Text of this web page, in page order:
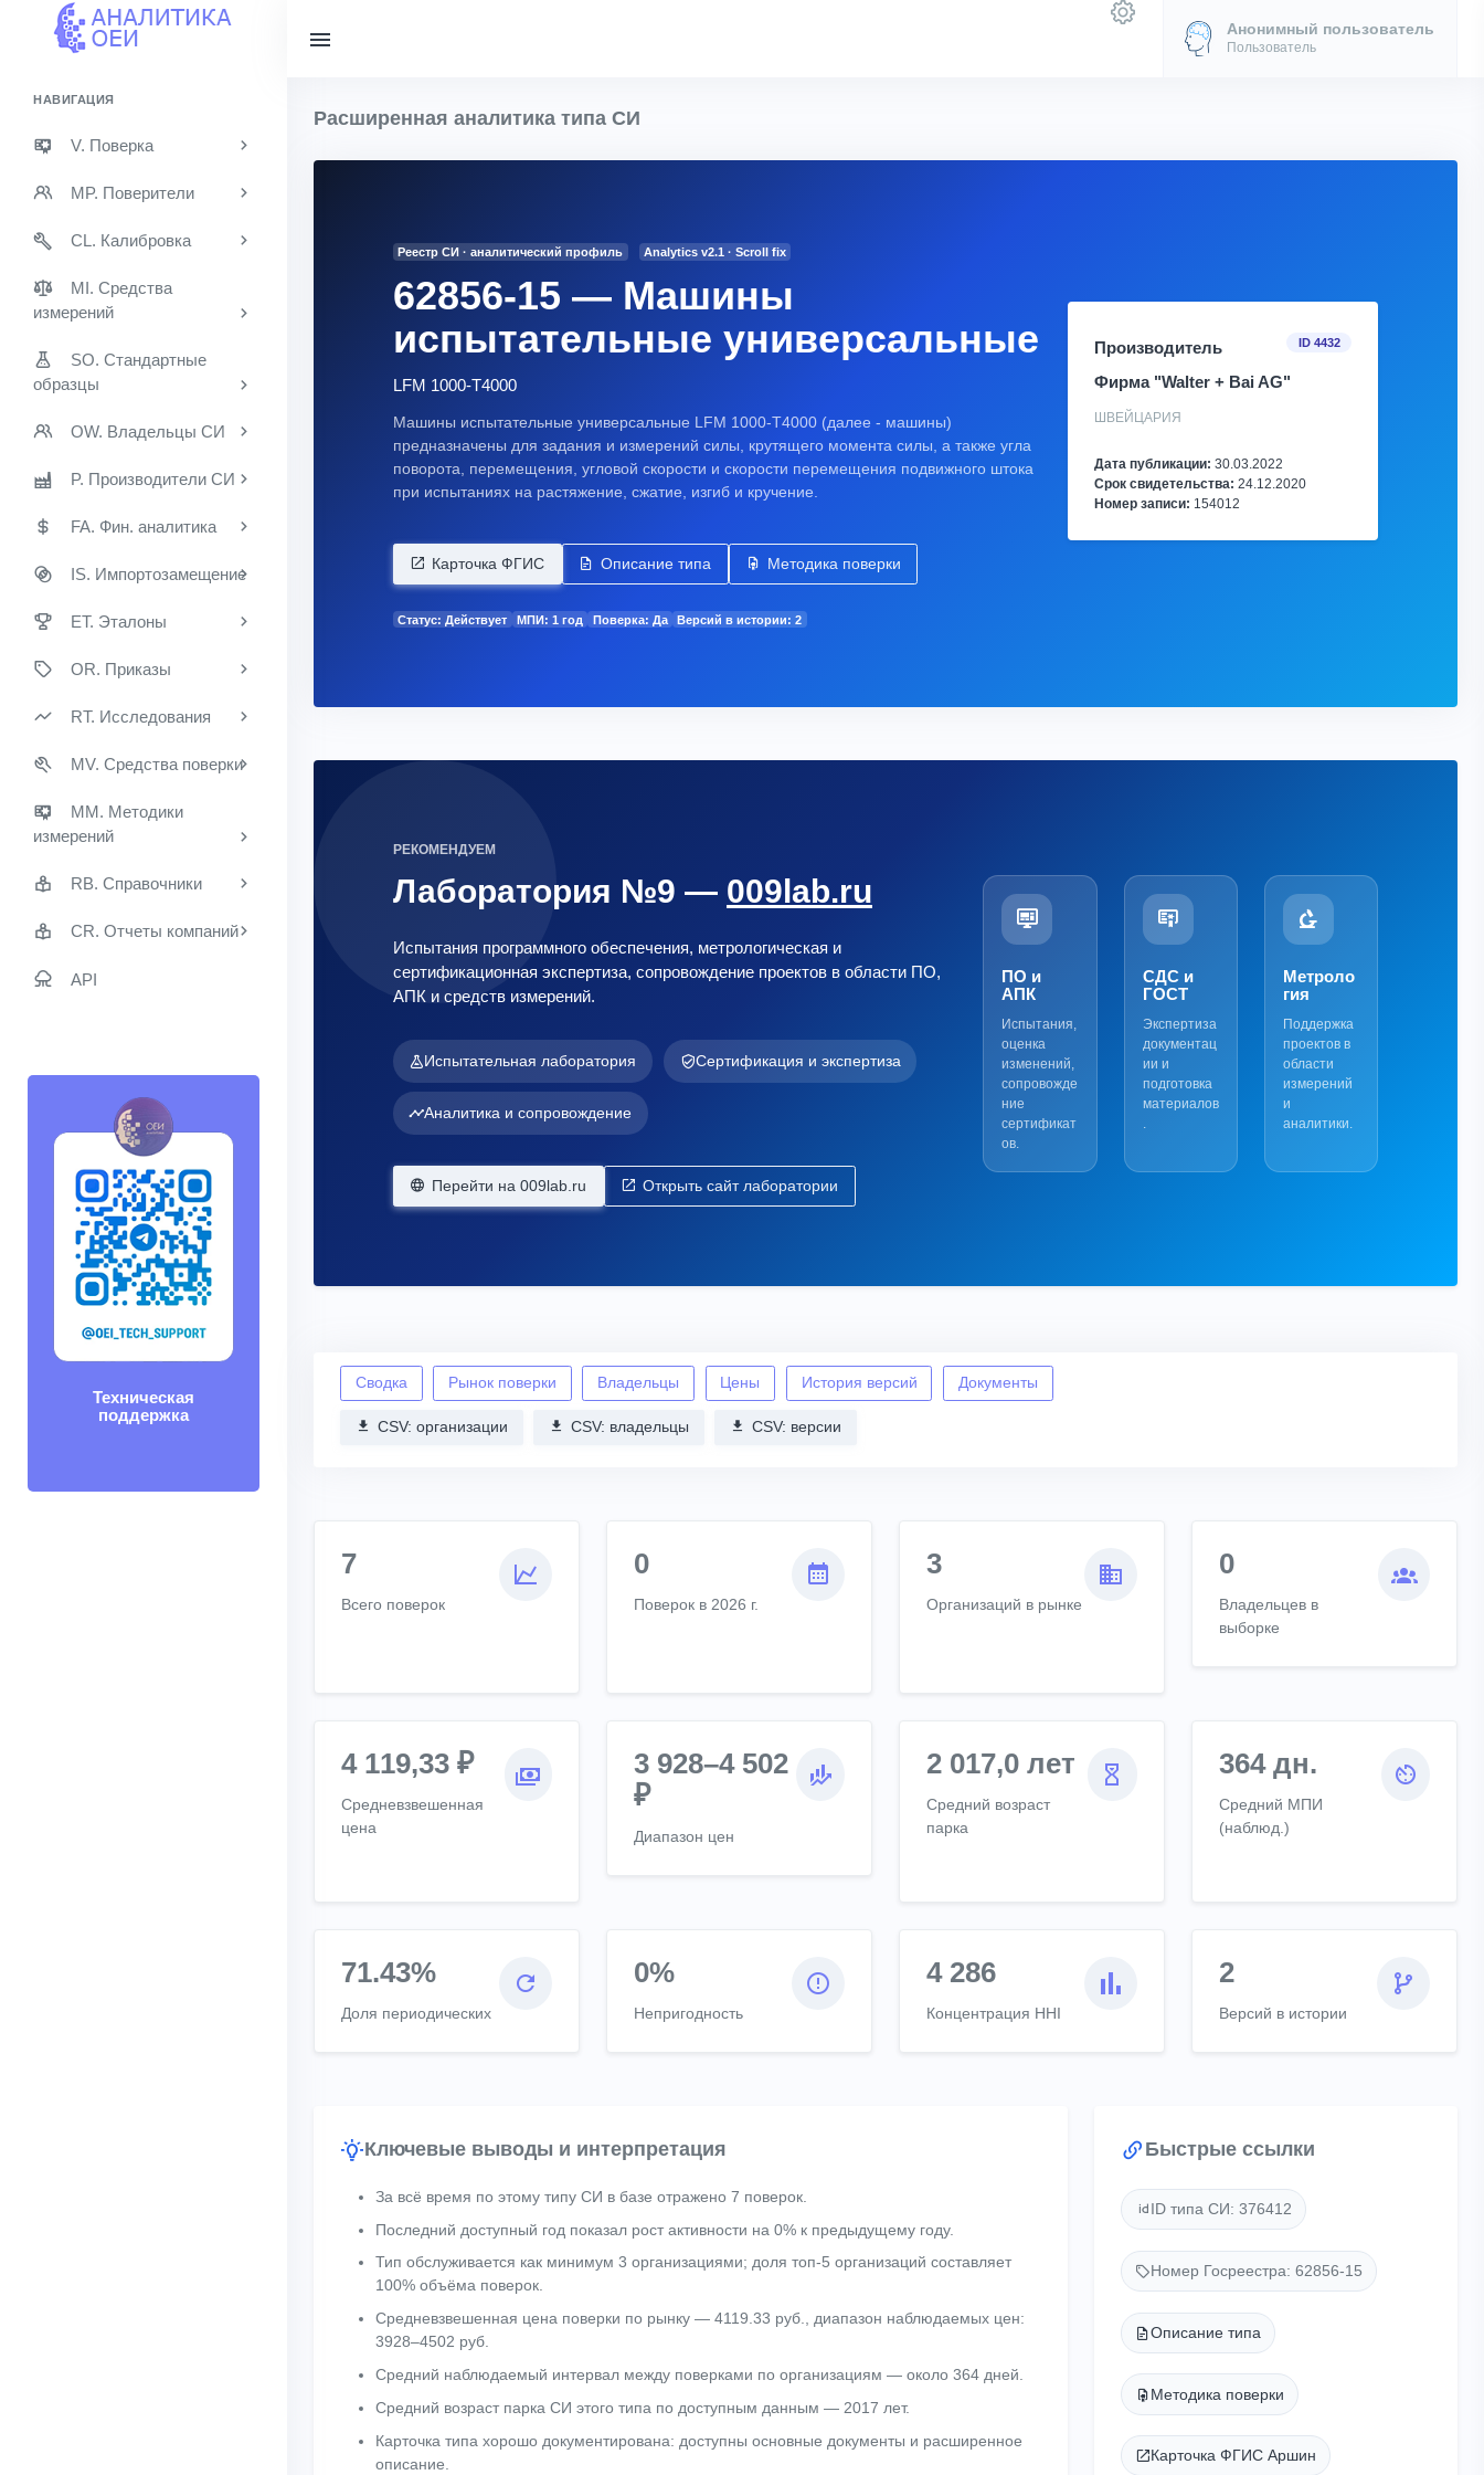
НАВИГАЦИЯ
V. Поверка
MP. Поверители
CL. Калибровка
MI. Средства
измерений
SO. Стандартные
образцы
OW. Владельцы СИ
P. Производители СИ
FA. Фин. аналитика
IS. Импортозамещение
ET. Эталоны
OR. Приказы
RT. Исследования
MV. Средства поверки
MM. Методики
измерений
RB. Справочники
CR. Отчеты компаний
API
Техническая
поддержка
Анонимный пользователь
Пользователь
Расширенная аналитика типа СИ
Реестр СИ · аналитический профиль Analytics v2.1 · Scroll fix
62856-15 — Машины
испытательные универсальные
LFM 1000-T4000
Машины испытательные универсальные LFM 1000-T4000 (далее - машины)
предназначены для задания и измерений силы, крутящего момента силы, а также угла
поворота, перемещения, угловой скорости и скорости перемещения подвижного штока
при испытаниях на растяжение, сжатие, изгиб и кручение.
Карточка ФГИС Описание типа Методика поверки
Статус: Действует МПИ: 1 год Поверка: Да Версий в истории: 2
Производитель ID 4432
Фирма "Walter + Bai AG"
ШВЕЙЦАРИЯ
Дата публикации: 30.03.2022
Срок свидетельства: 24.12.2020
Номер записи: 154012
РЕКОМЕНДУЕМ
Лаборатория №9 — 009lab.ru
Испытания программного обеспечения, метрологическая и
сертификационная экспертиза, сопровождение проектов в области ПО,
АПК и средств измерений.
Испытательная лаборатория Сертификация и экспертиза
Аналитика и сопровождение
Перейти на 009lab.ru Открыть сайт лаборатории
ПО и
АПК
Испытания,
оценка
изменений,
сопровожде
ние
сертификат
ов.
СДС и
ГОСТ
Экспертиза
документац
ии и
подготовка
материалов
.
Метроло
гия
Поддержка
проектов в
области
измерений
и
аналитики.
Сводка Рынок поверки Владельцы Цены История версий Документы
CSV: организации CSV: владельцы CSV: версии
7
Всего поверок
0
Поверок в 2026 г.
3
Организаций в рынке
0
Владельцев в
выборке
4 119,33 ₽
Средневзвешенная
цена
3 928–4 502
₽
Диапазон цен
2 017,0 лет
Средний возраст
парка
364 дн.
Средний МПИ
(наблюд.)
71.43%
Доля периодических
0%
Непригодность
4 286
Концентрация HHI
2
Версий в истории
Ключевые выводы и интерпретация
За всё время по этому типу СИ в базе отражено 7 поверок.
Последний доступный год показал рост активности на 0% к предыдущему году.
Тип обслуживается как минимум 3 организациями; доля топ-5 организаций составляет
100% объёма поверок.
Средневзвешенная цена поверки по рынку — 4119.33 руб., диапазон наблюдаемых цен:
3928–4502 руб.
Средний наблюдаемый интервал между поверками по организациям — около 364 дней.
Средний возраст парка СИ этого типа по доступным данным — 2017 лет.
Карточка типа хорошо документирована: доступны основные документы и расширенное
описание.
Быстрые ссылки
ID типа СИ: 376412
Номер Госреестра: 62856-15
Описание типа
Методика поверки
Карточка ФГИС Аршин